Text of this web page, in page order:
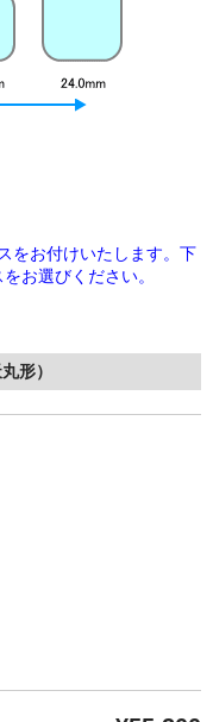
をお付けいたします。下
お選びください。
形）